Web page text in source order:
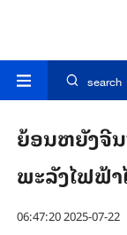
search
ຍ້ອນຫຍັງຈີ
ພະລັງໄຟຟ້
06:47:20 2025-07-22